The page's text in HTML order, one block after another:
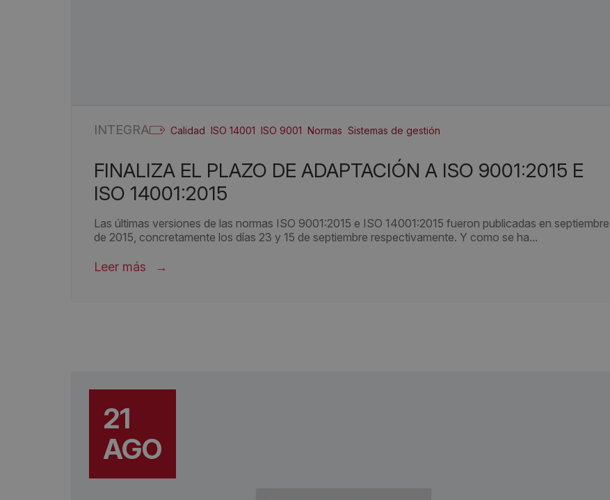
INTEGRA Calidad ISO 14001 ISO 9001 Normas Sistemas de gestión
FINALIZA EL PLAZO DE ADAPTACIÓN A ISO 9001:2015 E
ISO 14001:2015
Las últimas versiones de las normas ISO 9001:2015 e ISO 14001:2015 fueron publicadas en septiembre
de 2015, concretamente los días 23 y 15 de septiembre respectivamente. Y como se ha...
Leer más
21
AGO